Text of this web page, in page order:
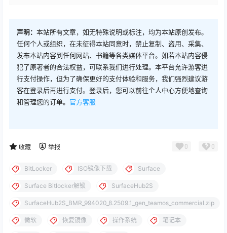
声明： 本站所有文章，如无特殊说明或标注，均为本站原创发布。
任何个人或组织，在未征得本站同意时，禁止复制、盗用、采集、
发布本站内容到任何网站、书籍等各类媒体平台。如若本站内容侵
犯了原著者的合法权益，可联系我们进行处理。本平台允许游客进
行支付操作，但为了确保更好的支付体验和服务，我们强烈建议游
客在登录后再进行支付。登录后，您可以前往个人中心方便地查询
和管理您的订单。 官方客服
收藏 举报 0 0
BitLocker ISO镜像下载 Surface
Surface Bitlocker解锁 SurfaceHub2S
SurfaceHub2S_BMR_994020_8.2509.1_gen_teamos_commercial.zip
微软 恢复镜像 操作系统 笔记本